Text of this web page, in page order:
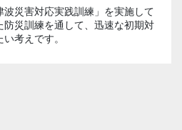
災害対応実践訓練」を実施して
災訓練を通して、迅速な初期対
考えです。